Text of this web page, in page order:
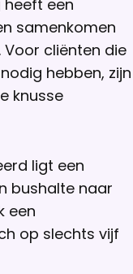
heeft een
samenkomen
cliënten die
hebben, zijn
knusse
ligt een
bushalte naar
een
op slechts vijf